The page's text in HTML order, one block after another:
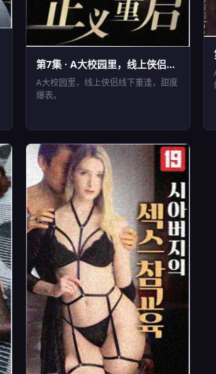
EP7 ⏱ 43分钟
第7集 · A大校园里，线上侠侣...
A大校园里，线上侠侣线下重逢，甜度
爆表。